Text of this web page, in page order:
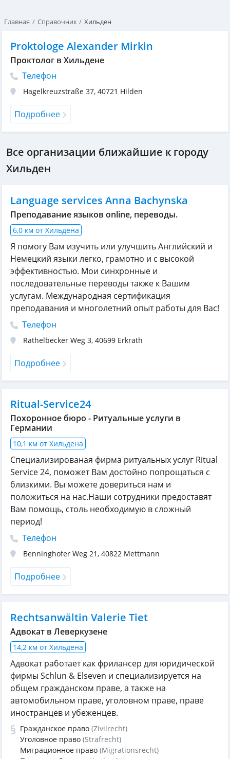
Главная Справочник Хильден
Proktologe Alexander Mirkin
Проктолог в Хильдене
Телефон
Hagelkreuzstraße 37, 40721 Hilden
Подробнее
Все организации ближайшие к городу
Хильден
Language services Anna Bachynska
Преподавание языков online, переводы.
6,0 км от Хильдена
Я помогу Вам изучить или улучшить Английский и
Немецкий языки легко, грамотно и с высокой
эффективностью. Мои синхронные и
последовательные переводы также к Вашим
услугам. Международная сертификация
преподавания и многолетний опыт работы для Вас!
Телефон
Rathelbecker Weg 3, 40699 Erkrath
Подробнее
Ritual-Service24
Похоронное бюро - Ритуальные услуги в
Германии
10,1 км от Хильдена
Специализированая фирма ритуальных услуг Ritual
Service 24, поможет Вам достойно попрощаться с
близкими. Вы можете довериться нам и
положиться на нас.Наши сотрудники предоставят
Вам помощь, столь необходимую в сложный
период!
Телефон
Benninghofer Weg 21, 40822 Mettmann
Подробнее
Rechtsanwältin Valerie Tiet
Адвокат в Леверкузене
14,2 км от Хильдена
Адвокат работает как фрилансер для юридической
фирмы Schlun & Elseven и специализируется на
общем гражданском праве, а также на
автомобильном праве, уголовном праве, праве
иностранцев и убеженцев.
Гражданское право (Zivilrecht)
Уголовное право (Strafrecht)
Миграционное право (Migrationsrecht)